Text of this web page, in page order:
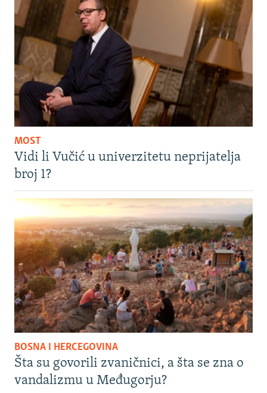
MOST
Vidi li Vučić u univerzitetu neprijatelja
broj 1?
BOSNA I HERCEGOVINA
Šta su govorili zvaničnici, a šta se zna o
vandalizmu u Međugorju?